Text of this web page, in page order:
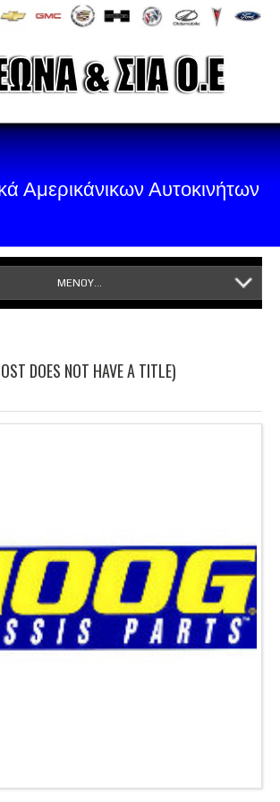
Αμερικάνικων Αυτοκινήτων
ΜΕΝΟΥ...
DOES NOT HAVE A TITLE)